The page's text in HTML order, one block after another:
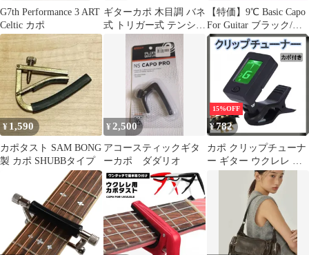
G7th Performance 3 ART
Celtic カポ
ギターカポ 木目調 バネ
式 トリガー式 テンショ
レ対応
【特価】9℃ Basic Capo
For Guitar ブラック/カ
ポタスト カポ エレキ
アコギ クラシックギタ
ー (カポタスト＋ピッ
ク1枚セット GCBK 1
Basic Guitar Capo)
¥ 1,590
カポタスト SAM BONG
製 カポ SHUBBタイプ
¥2,500
アコースティックギタ
ーカポ ダダリオ
15%OFF
¥782
カポ クリップチューナ
ー ギター ウクレレ ベ
ース 楽器 バイオリン